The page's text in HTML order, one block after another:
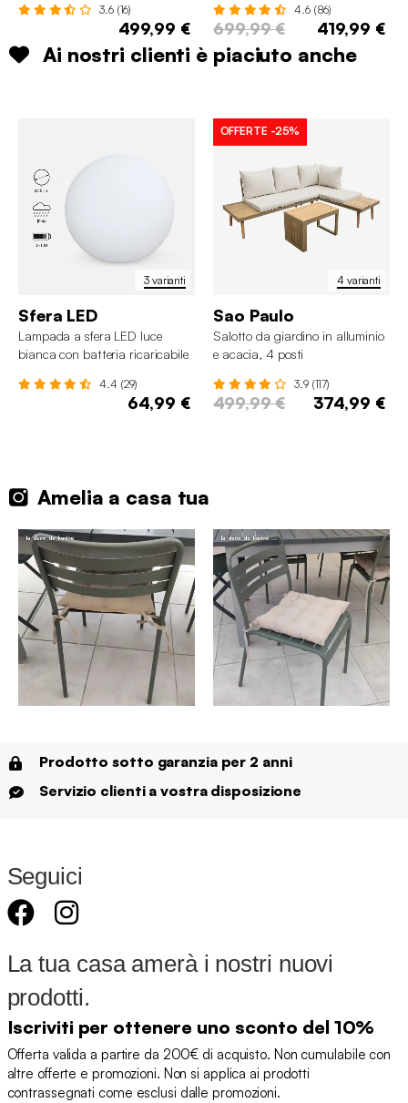
3.6 (16)
499,99 €
4.6 (86)
699,99 € 419,99 €
Ai nostri clienti è piaciuto anche
3 varianti
Sfera LED
Lampada a sfera LED luce
bianca con batteria ricaricabile
4.4 (29)
64,99 €
4 varianti
OFFERTE -25%
Sao Paulo
Salotto da giardino in alluminio
e acacia, 4 posti
3.9 (117)
499,99 € 374,99 €
Amelia a casa tua
Prodotto sotto garanzia per 2 anni
Servizio clienti a vostra disposizione
Seguici
La tua casa amerà i nostri nuovi
prodotti.
Iscriviti per ottenere uno sconto del 10%
Offerta valida a partire da 200€ di acquisto. Non cumulabile con
altre offerte e promozioni. Non si applica ai prodotti
contrassegnati come esclusi dalle promozioni.